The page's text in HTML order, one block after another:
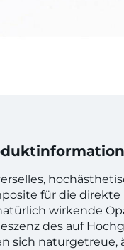
für die
wirkende
des auf
sich naturgetreue,